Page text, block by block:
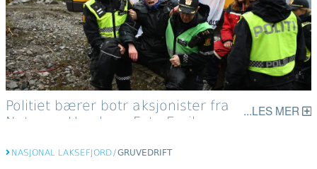
Politiet bærer botr aksjonister fra
Natur og Ungdom. Foto Emil
LES MER
NASJONAL LAKSEFJORD/GRUVEDRIFT